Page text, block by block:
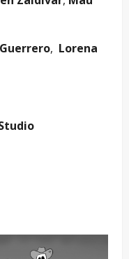
, Lorena